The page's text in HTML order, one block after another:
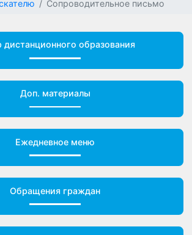
Консультационные услуги
Доп. материалы
Ежедневное меню